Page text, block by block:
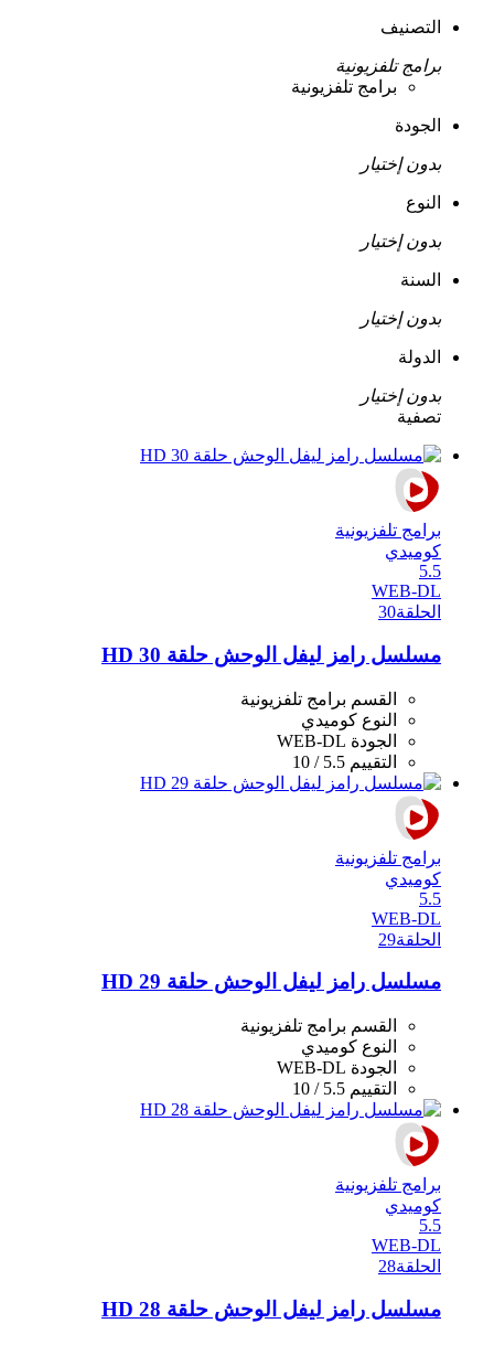
التصنيف
برامج تلفزيونية
برامج تلفزيونية
الجودة
بدون إختيار
النوع
بدون إختيار
السنة
بدون إختيار
الدولة
بدون إختيار
تصفية
برامج تلفزيونية
كوميدي
5.5
WEB-DL
الحلقة30
مسلسل رامز ليفل الوحش حلقة 30 HD
القسم برامج تلفزيونية
النوع كوميدي
الجودة WEB-DL
التقييم 5.5 / 10
برامج تلفزيونية
كوميدي
5.5
WEB-DL
الحلقة29
مسلسل رامز ليفل الوحش حلقة 29 HD
القسم برامج تلفزيونية
النوع كوميدي
الجودة WEB-DL
التقييم 5.5 / 10
برامج تلفزيونية
كوميدي
5.5
WEB-DL
الحلقة28
مسلسل رامز ليفل الوحش حلقة 28 HD